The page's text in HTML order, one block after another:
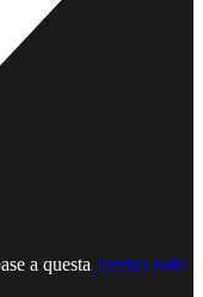
a questa Avviso sulla